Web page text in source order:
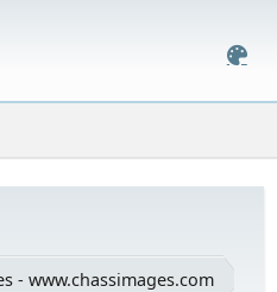
- www.chassimages.com